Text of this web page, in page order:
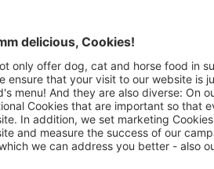
Engin gervi viðbótarefni